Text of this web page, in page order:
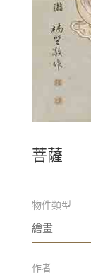
菩薩
物件類型
繪畫
作者